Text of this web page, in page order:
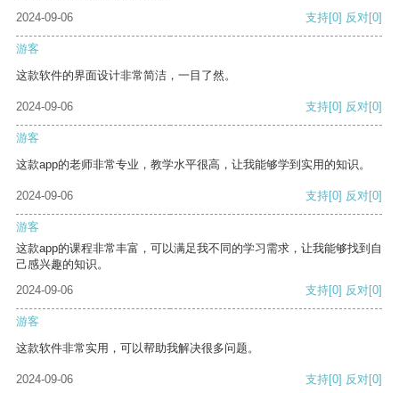
2024-09-06
支持[0] 反对[0]
游客
这款软件的界面设计非常简洁，一目了然。
2024-09-06 支持[0] 反对[0]
游客
这款app的老师非常专业，教学水平很高，让我能够学到实用的知识。
2024-09-06 支持[0] 反对[0]
游客
这款app的课程非常丰富，可以满足我不同的学习需求，让我能够找到自
己感兴趣的知识。
2024-09-06
支持[0] 反对[0]
游客
这款软件非常实用，可以帮助我解决很多问题。
2024-09-06 支持[0] 反对[0]